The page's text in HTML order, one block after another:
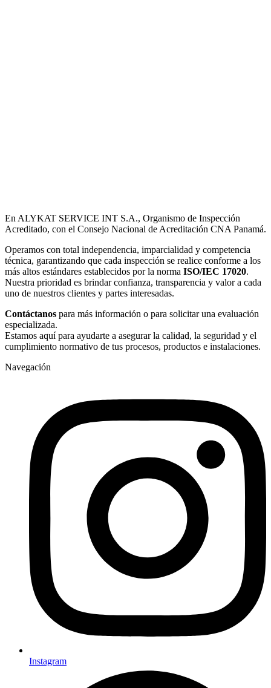
En ALYKAT SERVICE INT S.A., Organismo de Inspección
Acreditado, con el Consejo Nacional de Acreditación CNA Panamá.
Operamos con total independencia, imparcialidad y competencia
técnica, garantizando que cada inspección se realice conforme a los
más altos estándares establecidos por la norma ISO/IEC 17020.
Nuestra prioridad es brindar confianza, transparencia y valor a cada
uno de nuestros clientes y partes interesadas.
Contáctanos para más información o para solicitar una evaluación
especializada.
Estamos aquí para ayudarte a asegurar la calidad, la seguridad y el
cumplimiento normativo de tus procesos, productos e instalaciones.
Navegación
Instagram